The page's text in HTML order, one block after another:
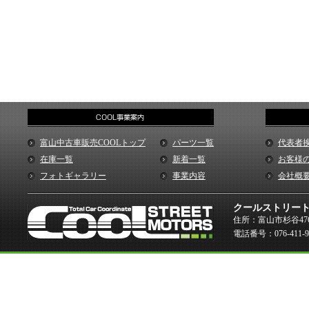
富山中古車販売COOLトップ
パーツ一覧
在庫一覧
新着一覧
フォトギャラリー
事業内容
代表者
お客様
会社概
クールストリー
住所：富山市杉谷
電話番号：076-